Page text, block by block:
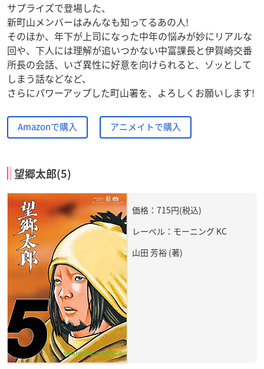
サプライズで登場した、
新町山メンバーはみんなも知ってるあの人!
そのほか、年下が上司になった中年の悩みが妙にリアルな
回や、下人には理解が追いつかない中富課長と伊賀崎交番
所長の会話、いざ異性に好意を向けられると、ゾッとして
しまう話などなど、
さらにパワーアップした町山署を、よろしくお願いします!
Amazonで購入 アニメイトで購入
望郷太郎(5)
価格：715円(税込)
レーベル：モーニング KC
山田 芳裕 (著)